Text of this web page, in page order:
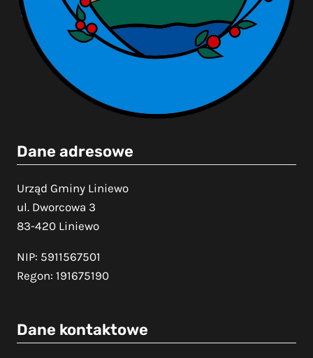
Dane adresowe
Urząd Gminy Liniewo
ul. Dworcowa 3
83-420 Liniewo
NIP: 5911567501
Regon: 191675190
Dane kontaktowe